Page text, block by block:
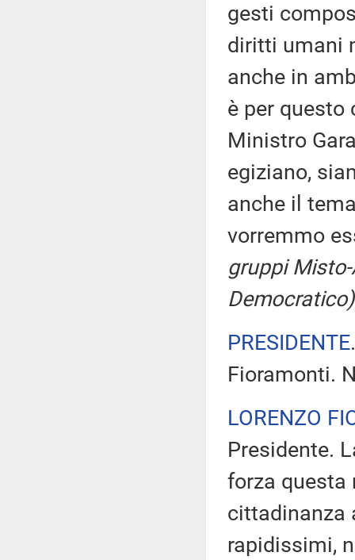
gesti
diritti umani
anche in
è per questo
Ministro
egiziano,
anche il
vorremmo
gruppi
Democratico)
PRESIDENTE
Fioramonti.
LORENZO
Presidente.
forza questa
cittadinanza
rapidissimi,